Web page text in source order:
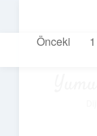
Yazı
Önceki 1